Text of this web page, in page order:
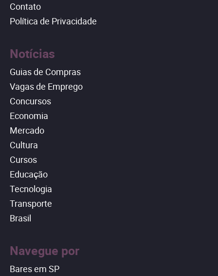
Contato
Política de Privacidade
Notícias
Guias de Compras
Vagas de Emprego
Concursos
Economia
Mercado
Cultura
Cursos
Educação
Tecnologia
Transporte
Brasil
Navegue por
Bares em SP